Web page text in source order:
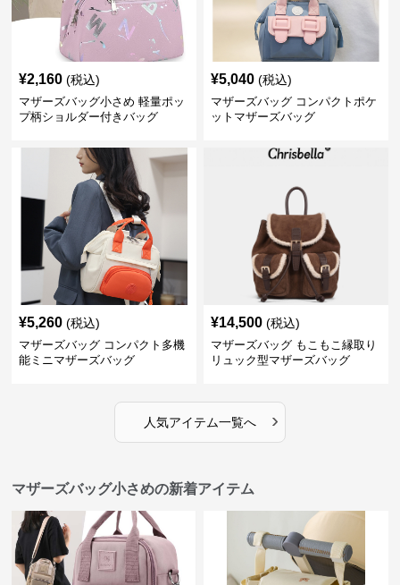
¥2,160 (税込)
マザーズバッグ小さめ 軽量ポッ
プ柄ショルダー付きバッグ
¥5,040 (税込)
マザーズバッグ コンパクトポケ
ットマザーズバッグ
¥5,260 (税込)
マザーズバッグ コンパクト多機
能ミニマザーズバッグ
¥14,500 (税込)
マザーズバッグ もこもこ縁取り
リュック型マザーズバッグ
人気アイテム一覧へ ›
マザーズバッグ小さめの新着アイテム